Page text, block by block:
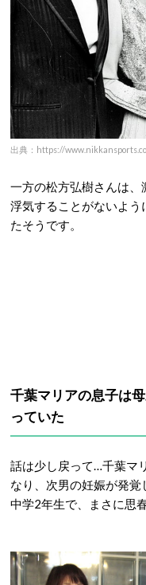
出典：https://
一方の松方弘樹さんは
浮気することがないよう
たそうです。
千葉マリアの息子は
っていた
話は少し戻って…千葉マ
なり、次男の妊娠が発
中学2年生で、まさに思